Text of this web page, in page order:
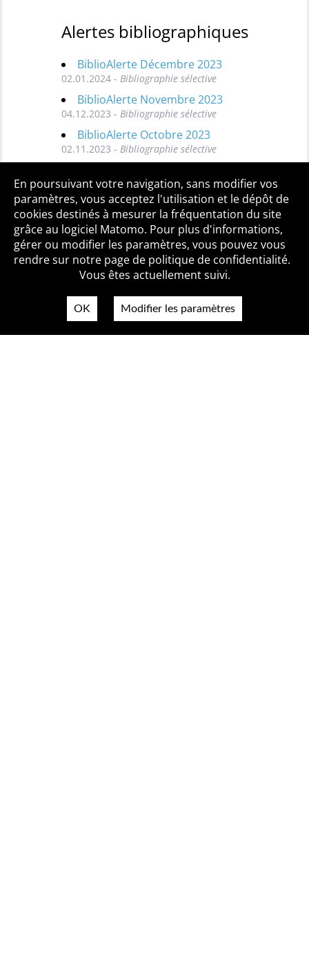
Alertes bibliographiques
BiblioAlerte Décembre 2023
02.01.2024 - Bibliographie sélective
BiblioAlerte Novembre 2023
04.12.2023 - Bibliographie sélective
BiblioAlerte Octobre 2023
02.11.2023 - Bibliographie sélective
Toutes les BiblioAlertes
Qui sommes-nous ? Mentions légales
Accessibilité
Politique de confidentialité
Contact
En poursuivant votre navigation, sans modifier vos
paramètres, vous acceptez l'utilisation et le dépôt de
cookies destinés à mesurer la fréquentation du site
grâce au logiciel Matomo. Pour plus d'informations,
gérer ou modifier les paramètres, vous pouvez vous
rendre sur notre page de politique de confidentialité.
Vous êtes actuellement suivi.
OK Modifier les paramètres